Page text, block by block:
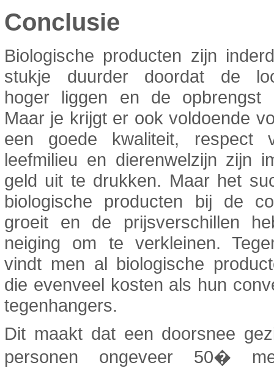
Conclusie
Biologische producten zijn
stukje duurder doordat de
hoger liggen en de opbrengst
Maar je krijgt er ook voldoende
een goede kwaliteit, respect
leefmilieu en dierenwelzijn zijn
geld uit te drukken. Maar het
biologische producten bij de
groeit en de prijsverschillen
neiging om te verkleinen.
vindt men al biologische
die evenveel kosten als hun
tegenhangers.
Dit maakt dat een doorsnee
personen ongeveer 50�